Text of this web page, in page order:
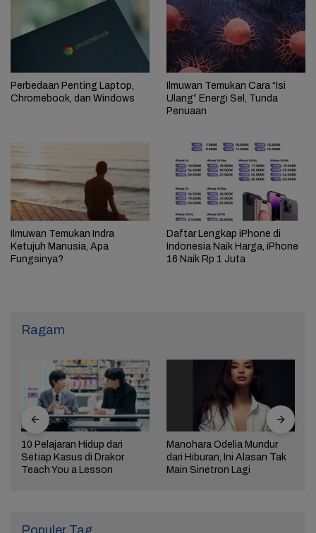
Perbedaan Penting Laptop,
Chromebook, dan Windows
Ilmuwan Temukan Cara “Isi
Ulang” Energi Sel, Tunda
Penuaan
Ilmuwan Temukan Indra
Ketujuh Manusia, Apa
Fungsinya?
Daftar Lengkap iPhone di
Indonesia Naik Harga, iPhone
16 Naik Rp 1 Juta
Ragam
10 Pelajaran Hidup dari
Setiap Kasus di Drakor
Teach You a Lesson
Manohara Odelia Mundur
dari Hiburan, Ini Alasan Tak
Main Sinetron Lagi